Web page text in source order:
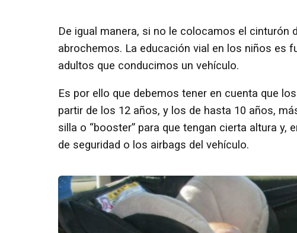
De igual manera, si no le colocamos el cinturón
abrochemos. La educación vial en los niños es
adultos que conducimos un vehículo.
Es por ello que debemos tener en cuenta que
partir de los 12 años, y los de hasta 10 años,
silla o “booster” para que tengan cierta altura
de seguridad o los airbags del vehículo.